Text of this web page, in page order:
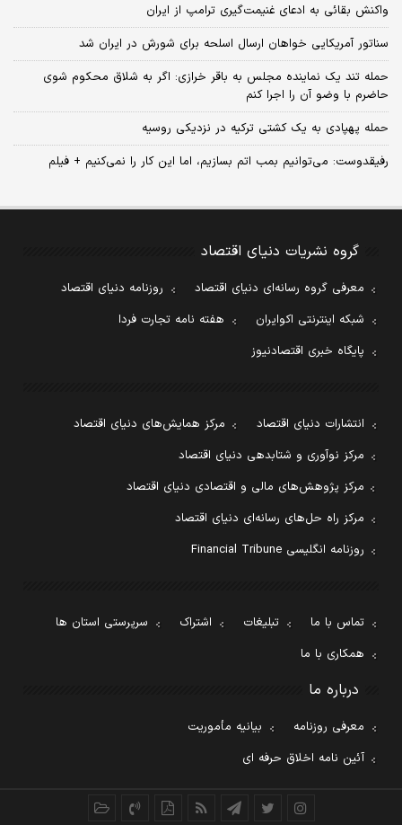
واکنش بقائی به ادعای غنیمت‌گیری ترامپ از ایران
سناتور آمریکایی خواهان ارسال اسلحه برای شورش در ایران شد
حمله تند یک نماینده مجلس به باقر خرازی: اگر به شلاق محکوم شوی
حاضرم با وضو آن را اجرا کنم
حمله پهپادی به یک کشتی ترکیه در نزدیکی روسیه
رفیقدوست: می‌توانیم بمب اتم بسازیم، اما این کار را نمی‌کنیم + فیلم
گروه نشریات دنیای اقتصاد
معرفی گروه رسانه‌ای دنیای اقتصاد
روزنامه دنیای اقتصاد
شبکه اینترنتی اکوایران
هفته نامه تجارت فردا
پایگاه خبری اقتصادنیوز
انتشارات دنیای اقتصاد
مرکز همایش‌های دنیای اقتصاد
مرکز نوآوری و شتابدهی دنیای اقتصاد
مرکز پژوهش‌های مالی و اقتصادی دنیای اقتصاد
مرکز راه حل‌های رسانه‌ای دنیای اقتصاد
روزنامه انگلیسی Financial Tribune
تماس با ما تبلیغات اشتراک
سرپرستی استان ها
همکاری با ما
درباره ما
معرفی روزنامه
بیانیه مأموریت
آئین نامه اخلاق حرفه ای